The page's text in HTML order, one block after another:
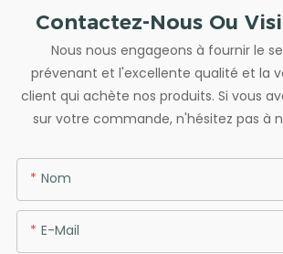
Contactez-Nous Ou
Nous nous engageons à fournir le
prévenant et l'excellente qualité et la
client qui achète nos produits. Si vous
sur votre commande, n'hésitez pas à
Nom
E-Mail